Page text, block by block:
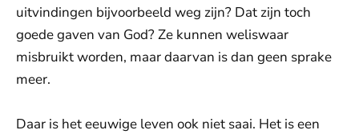
uitvindingen bijvoorbeeld weg zijn? Dat zijn toch
goede gaven van God? Ze kunnen weliswaar
misbruikt worden, maar daarvan is dan geen sprake
meer.
Daar is het eeuwige leven ook niet saai. Het is een